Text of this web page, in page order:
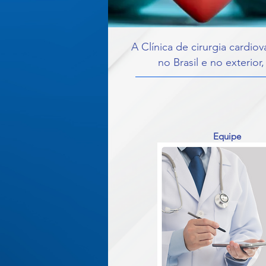
A Clínica de cirurgia
no Brasil e no
Equipe